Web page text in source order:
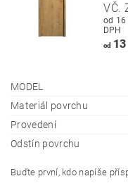
VČ.
od 16
DPH
od13
MODEL
Materiál povrchu
Provedení
Odstín povrchu
Buďte první, kdo napíše